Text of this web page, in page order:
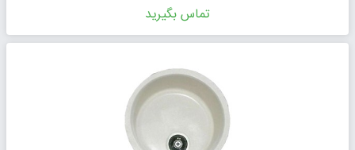
تماس بگیرید